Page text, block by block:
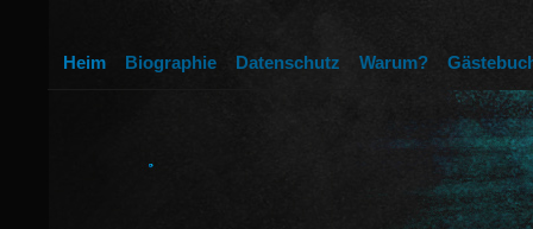
Heim Biographie Datenschutz Warum?